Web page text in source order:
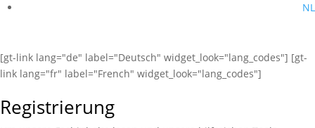
NL
[gt-link lang="de" label="Deutsch" widget_look="lang_codes"] [gt-
link lang="fr" label="French" widget_look="lang_codes"]
Registrierung